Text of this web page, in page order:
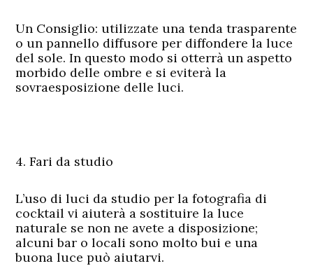
Un Consiglio: utilizzate una tenda trasparente
o un pannello diffusore per diffondere la luce
del sole. In questo modo si otterrà un aspetto
morbido delle ombre e si eviterà la
sovraesposizione delle luci.
4. Fari da studio
L’uso di luci da studio per la fotografia di
cocktail vi aiuterà a sostituire la luce
naturale se non ne avete a disposizione;
alcuni bar o locali sono molto bui e una
buona luce può aiutarvi.